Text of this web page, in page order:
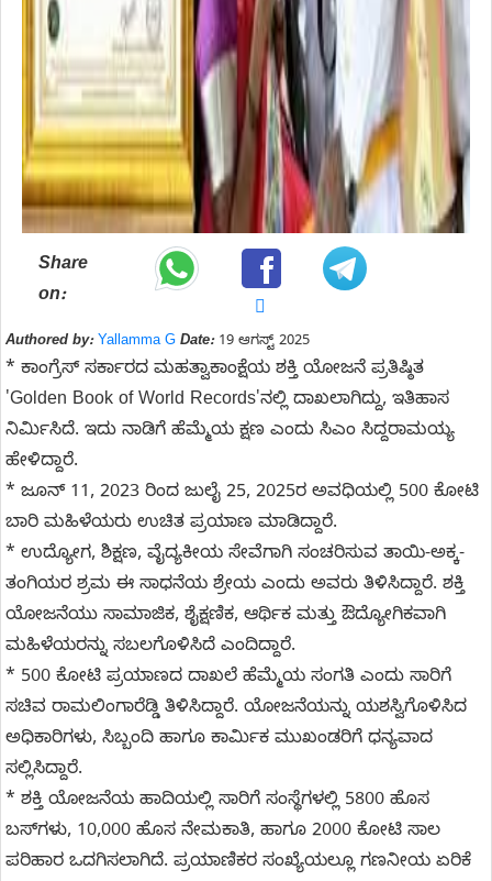
Share
on:
Authored by: Yallamma G Date:19 ಆಗಸ್ಟ್ 2025
* ಕಾಂಗ್ರೆಸ್ ಸರ್ಕಾರದ ಮಹತ್ವಾಕಾಂಕ್ಷೆಯ ಶಕ್ತಿ ಯೋಜನೆ ಪ್ರತಿಷ್ಠಿತ
'Golden Book of World Records‌'ನಲ್ಲಿ ದಾಖಲಾಗಿದ್ದು, ಇತಿಹಾಸ
ನಿರ್ಮಿಸಿದೆ. ಇದು ನಾಡಿಗೆ ಹೆಮ್ಮೆಯ ಕ್ಷಣ ಎಂದು ಸಿಎಂ ಸಿದ್ದರಾಮಯ್ಯ
ಹೇಳಿದ್ದಾರೆ.
* ಜೂನ್ 11, 2023 ರಿಂದ ಜುಲೈ 25, 2025ರ ಅವಧಿಯಲ್ಲಿ 500 ಕೋಟಿ
ಬಾರಿ ಮಹಿಳೆಯರು ಉಚಿತ ಪ್ರಯಾಣ ಮಾಡಿದ್ದಾರೆ.
* ಉದ್ಯೋಗ, ಶಿಕ್ಷಣ, ವೈದ್ಯಕೀಯ ಸೇವೆಗಾಗಿ ಸಂಚರಿಸುವ ತಾಯಿ-ಅಕ್ಕ-
ತಂಗಿಯರ ಶ್ರಮ ಈ ಸಾಧನೆಯ ಶ್ರೇಯ ಎಂದು ಅವರು ತಿಳಿಸಿದ್ದಾರೆ. ಶಕ್ತಿ
ಯೋಜನೆಯು ಸಾಮಾಜಿಕ, ಶೈಕ್ಷಣಿಕ, ಆರ್ಥಿಕ ಮತ್ತು ಔದ್ಯೋಗಿಕವಾಗಿ
ಮಹಿಳೆಯರನ್ನು ಸಬಲಗೊಳಿಸಿದೆ ಎಂದಿದ್ದಾರೆ.
* 500 ಕೋಟಿ ಪ್ರಯಾಣದ ದಾಖಲೆ ಹೆಮ್ಮೆಯ ಸಂಗತಿ ಎಂದು ಸಾರಿಗೆ
ಸಚಿವ ರಾಮಲಿಂಗಾರೆಡ್ಡಿ ತಿಳಿಸಿದ್ದಾರೆ. ಯೋಜನೆಯನ್ನು ಯಶಸ್ವಿಗೊಳಿಸಿದ
ಅಧಿಕಾರಿಗಳು, ಸಿಬ್ಬಂದಿ ಹಾಗೂ ಕಾರ್ಮಿಕ ಮುಖಂಡರಿಗೆ ಧನ್ಯವಾದ
ಸಲ್ಲಿಸಿದ್ದಾರೆ.
* ಶಕ್ತಿ ಯೋಜನೆಯ ಹಾದಿಯಲ್ಲಿ ಸಾರಿಗೆ ಸಂಸ್ಥೆಗಳಲ್ಲಿ 5800 ಹೊಸ
ಬಸ್‌ಗಳು, 10,000 ಹೊಸ ನೇಮಕಾತಿ, ಹಾಗೂ 2000 ಕೋಟಿ ಸಾಲ
ಪರಿಹಾರ ಒದಗಿಸಲಾಗಿದೆ. ಪ್ರಯಾಣಿಕರ ಸಂಖ್ಯೆಯಲ್ಲೂ ಗಣನೀಯ ಏರಿಕೆ